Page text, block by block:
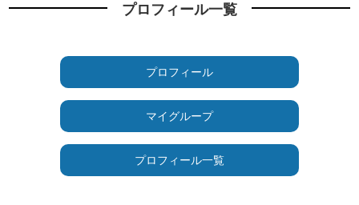
プロフィール一覧
プロフィール
マイグループ
プロフィール一覧